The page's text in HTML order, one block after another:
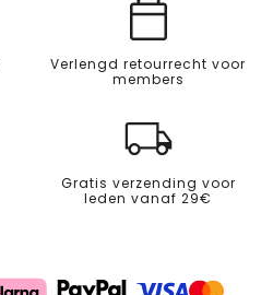
Verlengd retourrecht voor
members
Gratis verzending voor
leden vanaf 29€